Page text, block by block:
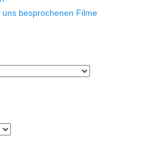
besprochenen Filme